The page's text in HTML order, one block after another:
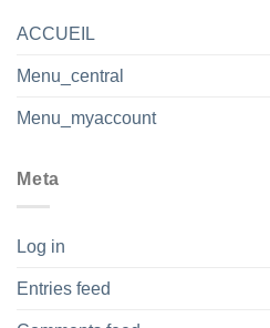
ACCUEIL
Menu_central
Menu_myaccount
Meta
Log in
Entries feed